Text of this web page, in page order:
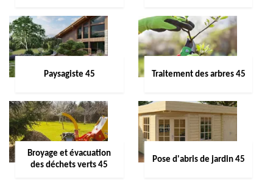
Paysagiste 45 Traitement des arbres 45
Broyage et évacuation
des déchets verts 45
Pose d'abris de jardin 45